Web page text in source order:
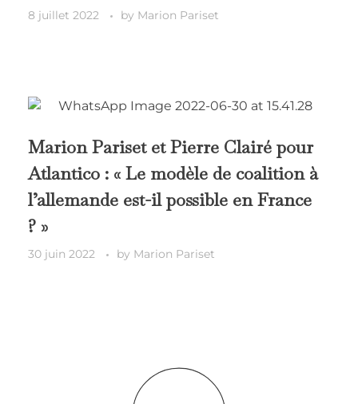
8 juillet 2022 by Marion Pariset
Marion Pariset et Pierre Clairé pour
Atlantico : « Le modèle de coalition à
l’allemande est-il possible en France
? »
30 juin 2022 by Marion Pariset